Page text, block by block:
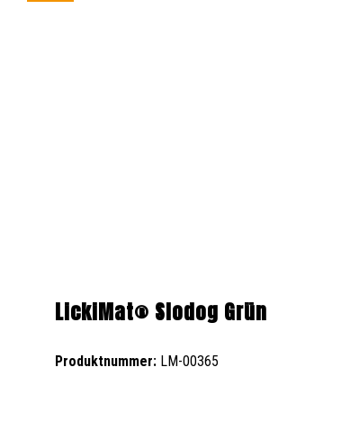
LickiMat® Slodog Grün
Produktnummer: LM-00365